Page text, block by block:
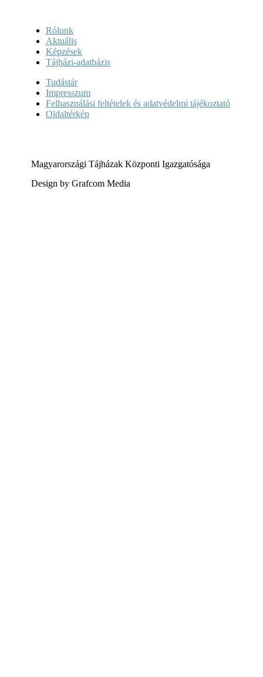
Rólunk
Aktuális
Képzések
Tájházi-adatbázis
Tudástár
Impresszum
Felhasználási feltételek és adatvédelmi tájékoztató
Oldaltérkép
Magyarországi Tájházak Központi Igazgatósága
Design by Grafcom Media